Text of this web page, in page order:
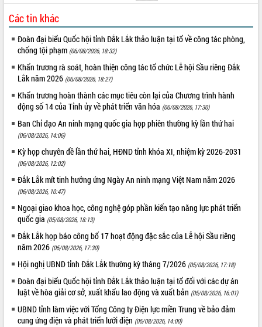
LIÊN KẾT WEB
THỐNG KÊ TRUY CẬP
Hôm nay: 4653
Tất cả: 66017393
Các tin khác
Đoàn đại biểu Quốc hội tỉnh Đắk Lắk thảo luận tại tổ về công tác phòng,
chống tội phạm (06/08/2026, 18:32)
Khẩn trương rà soát, hoàn thiện công tác tổ chức Lễ hội Sầu riêng Đắk
Lắk năm 2026 (06/08/2026, 18:27)
Khẩn trương hoàn thành các mục tiêu còn lại của Chương trình hành
động số 14 của Tỉnh ủy về phát triển văn hóa (06/08/2026, 17:30)
Ban Chỉ đạo An ninh mạng quốc gia họp phiên thường kỳ lần thứ hai
(06/08/2026, 14:06)
Kỳ họp chuyên đề lần thứ hai, HĐND tỉnh khóa XI, nhiệm kỳ 2026-2031
(06/08/2026, 12:02)
Đắk Lắk mít tinh hưởng ứng Ngày An ninh mạng Việt Nam năm 2026
(06/08/2026, 10:47)
Ngoại giao khoa học, công nghệ góp phần kiến tạo năng lực phát triển
quốc gia (05/08/2026, 18:13)
Đắk Lắk họp báo công bố 17 hoạt động đặc sắc của Lễ hội Sầu riêng
năm 2026 (05/08/2026, 17:30)
Hội nghị UBND tỉnh Đắk Lắk thường kỳ tháng 7/2026 (05/08/2026, 17:18)
Đoàn đại biểu Quốc hội tỉnh Đắk Lắk thảo luận tại tổ đối với các dự án
luật về hòa giải cơ sở, xuất khẩu lao động và xuất bản (05/08/2026, 16:01)
UBND tỉnh làm việc với Tổng Công ty Điện lực miền Trung về bảo đảm
cung ứng điện và phát triển lưới điện (05/08/2026, 14:00)